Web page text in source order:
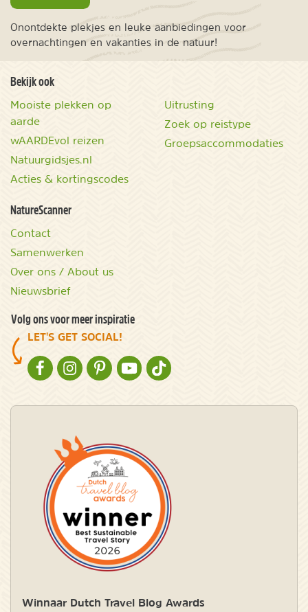
Onontdekte plekjes en leuke aanbiedingen voor
overnachtingen en vakanties in de natuur!
Bekijk ook
Mooiste plekken op
aarde
wAARDEvol reizen
Natuurgidsjes.nl
Acties & kortingscodes
Uitrusting
Zoek op reistype
Groepsaccommodaties
NatureScanner
Contact
Samenwerken
Over ons / About us
Nieuwsbrief
Volg ons voor meer inspiratie
LET'S GET SOCIAL!
NATURESCANNER OP FACEBOOK
NATURESCANNER OP INSTAGRAM
NATURESCANNER OP PINTEREST
NATURESCANNER OP YOUTUBE
NATURESCANNER OP TIKTOK
Winnaar Dutch Travel Blog Awards